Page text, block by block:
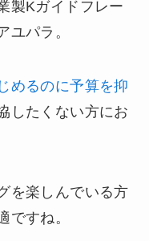
製Kガイドフレー
ユパラ。
めるのに予算を抑
したくない方にお
を楽しんでいる方
ですね。